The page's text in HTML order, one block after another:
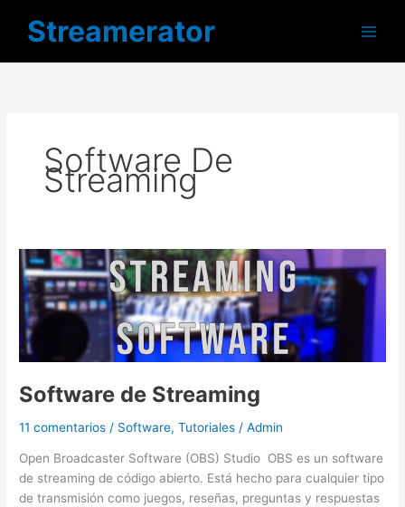
Streamerator
Software De
Streaming
Software de Streaming
11 comentarios / Software,Tutoriales /Admin
Open Broadcaster Software (OBS) Studio OBS es un software
de streaming de código abierto. Está hecho para cualquier tipo
de transmisión como juegos, reseñas, preguntas y respuestas
Software
de
Streaming